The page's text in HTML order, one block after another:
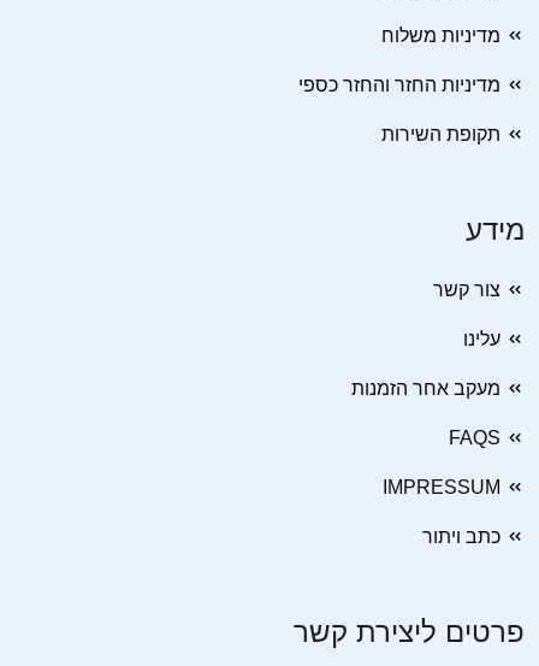
מדיניות משלוח
מדיניות החזר והחזר כספי
תקופת השירות
מידע
צור קשר
עלינו
מעקב אחר הזמנות
FAQS
IMPRESSUM
כתב ויתור
פרטים ליצירת קשר